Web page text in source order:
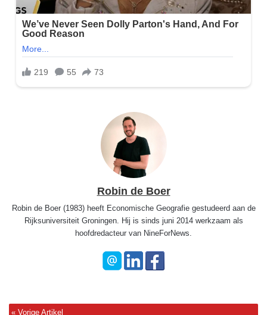
Robin de Boer
Robin de Boer (1983) heeft Economische Geografie gestudeerd aan de
Rijksuniversiteit Groningen. Hij is sinds juni 2014 werkzaam als
hoofdredacteur van NineForNews.